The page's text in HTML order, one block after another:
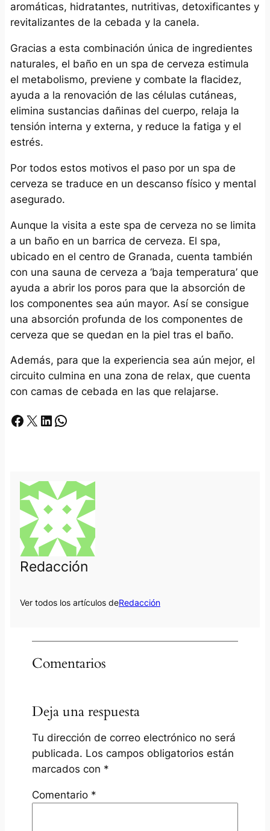
aromáticas, hidratantes, nutritivas, detoxificantes y
revitalizantes de la cebada y la canela.
Gracias a esta combinación única de ingredientes
naturales, el baño en un spa de cerveza estimula
el metabolismo, previene y combate la flacidez,
ayuda a la renovación de las células cutáneas,
elimina sustancias dañinas del cuerpo, relaja la
tensión interna y externa, y reduce la fatiga y el
estrés.
Por todos estos motivos el paso por un spa de
cerveza se traduce en un descanso físico y mental
asegurado.
Aunque la visita a este spa de cerveza no se limita
a un baño en un barrica de cerveza. El spa,
ubicado en el centro de Granada, cuenta también
con una sauna de cerveza a ‘baja temperatura’ que
ayuda a abrir los poros para que la absorción de
los componentes sea aún mayor. Así se consigue
una absorción profunda de los componentes de
cerveza que se quedan en la piel tras el baño.
Además, para que la experiencia sea aún mejor, el
circuito culmina en una zona de relax, que cuenta
con camas de cebada en las que relajarse.
Facebook X LinkedIn Whatsapp
Redacción
Ver todos los artículos deRedacción
Comentarios
Deja una respuesta
Tu dirección de correo electrónico no será
publicada. Los campos obligatorios están
marcados con *
Comentario *